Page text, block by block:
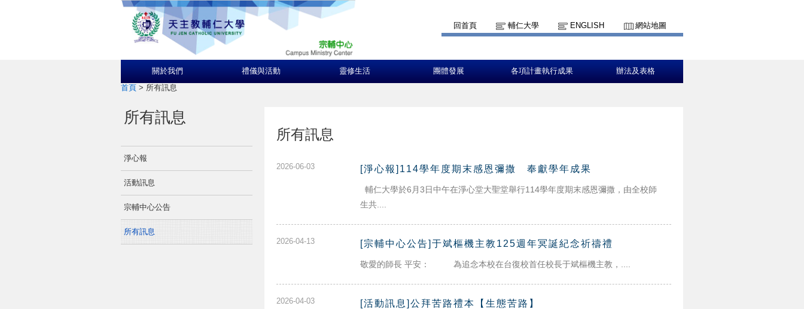
回首頁 輔仁大學 ENGLISH 網站地圖
關於我們 禮儀與活動 靈修生活 團體發展 各項計畫執行成果 辦法及表格
首頁 > 所有訊息
所有訊息
淨心報
活動訊息
宗輔中心公告
所有訊息
所有訊息
2026-06-03 [淨心報]114學年度期末感恩彌撒 奉獻學年成果
輔仁大學於6月3日中午在淨心堂大聖堂舉行114學年度期末感恩彌撒，由全校師
生共....
2026-04-13 [宗輔中心公告]于斌樞機主教125週年冥誕紀念祈禱禮
敬愛的師長 平安： 為追念本校在台復校首任校長于斌樞機主教，....
2026-04-03 [活動訊息]公拜苦路禮本【生態苦路】